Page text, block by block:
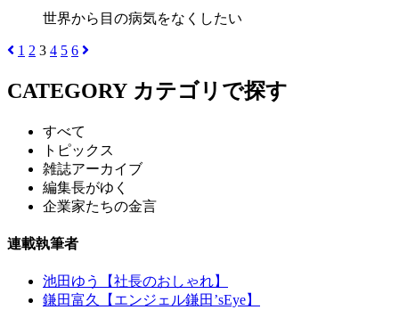
世界から目の病気をなくしたい
1 2 3 4 5 6
CATEGORY カテゴリで探す
すべて
トピックス
雑誌アーカイブ
編集長がゆく
企業家たちの金言
連載執筆者
池田ゆう【社長のおしゃれ】
鎌田富久【エンジェル鎌田’sEye】